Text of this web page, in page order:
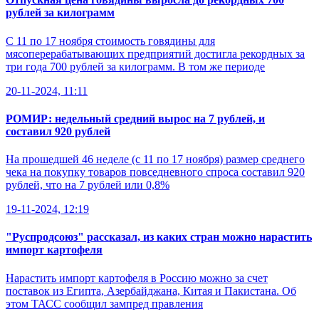
рублей за килограмм
С 11 по 17 ноября стоимость говядины для
мясоперерабатывающих предприятий достигла рекордных за
три года 700 рублей за килограмм. В том же периоде
20-11-2024, 11:11
РОМИР: недельный средний вырос на 7 рублей, и
составил 920 рублей
На прошедшей 46 неделе (с 11 по 17 ноября) размер среднего
чека на покупку товаров повседневного спроса составил 920
рублей, что на 7 рублей или 0,8%
19-11-2024, 12:19
"Руспродсоюз" рассказал, из каких стран можно нарастить
импорт картофеля
Нарастить импорт картофеля в Россию можно за счет
поставок из Египта, Азербайджана, Китая и Пакистана. Об
этом ТАСС сообщил зампред правления